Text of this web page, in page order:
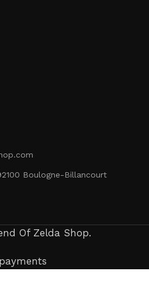
Boulogne-Billancourt
Of Zelda Shop.